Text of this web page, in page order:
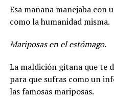
Esa mañana manejaba con
como la humanidad misma.
Mariposas en el estómago.
La maldición gitana que te
para que sufras como un
las famosas mariposas.